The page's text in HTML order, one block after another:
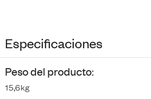
Especificaciones
Peso del producto:
15,6kg